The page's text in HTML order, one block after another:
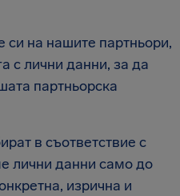
си на нашите партньори,
с лични данни, за да
партньорска
в съответствие с
лични данни само до
изрична и